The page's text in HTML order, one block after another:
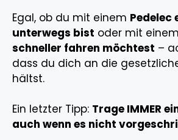
Egal, ob du mit einem Pedelec
unterwegs bist oder mit einem
schneller fahren möchtest –
dass du dich an die
hältst.
Ein letzter Tipp: Trage IMMER
auch wenn es nicht